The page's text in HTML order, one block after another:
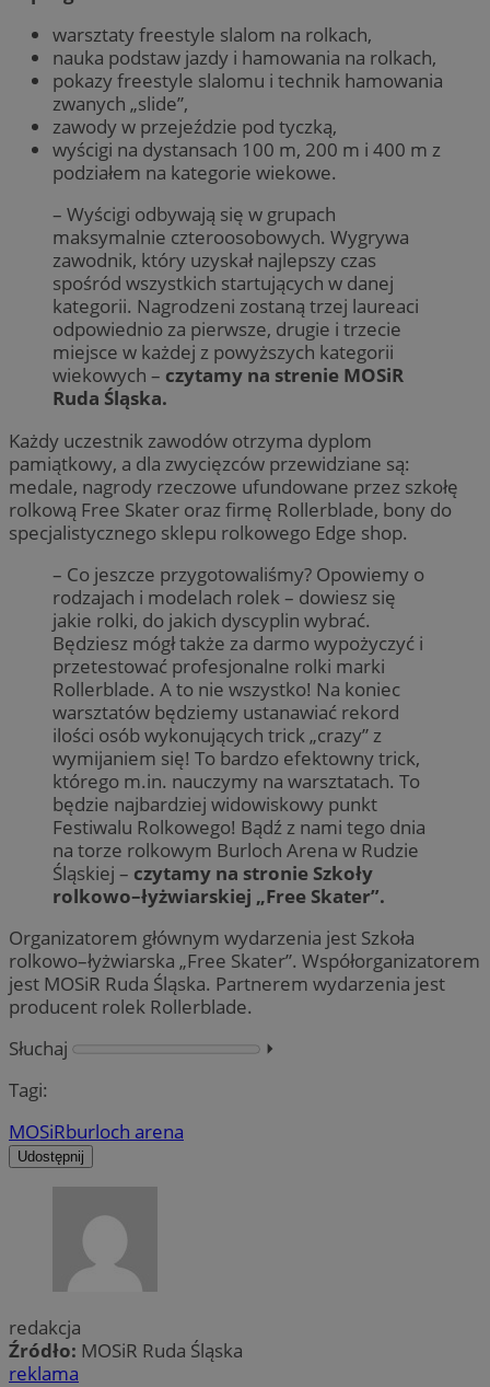
warsztaty freestyle slalom na rolkach,
nauka podstaw jazdy i hamowania na rolkach,
pokazy freestyle slalomu i technik hamowania
zwanych „slide”,
zawody w przejeździe pod tyczką,
wyścigi na dystansach 100 m, 200 m i 400 m z
podziałem na kategorie wiekowe.
– Wyścigi odbywają się w grupach
maksymalnie czteroosobowych. Wygrywa
zawodnik, który uzyskał najlepszy czas
spośród wszystkich startujących w danej
kategorii. Nagrodzeni zostaną trzej laureaci
odpowiednio za pierwsze, drugie i trzecie
miejsce w każdej z powyższych kategorii
wiekowych – czytamy na strenie MOSiR
Ruda Śląska.
Każdy uczestnik zawodów otrzyma dyplom
pamiątkowy, a dla zwycięzców przewidziane są:
medale, nagrody rzeczowe ufundowane przez szkołę
rolkową Free Skater oraz firmę Rollerblade, bony do
specjalistycznego sklepu rolkowego Edge shop.
– Co jeszcze przygotowaliśmy? Opowiemy o
rodzajach i modelach rolek – dowiesz się
jakie rolki, do jakich dyscyplin wybrać.
Będziesz mógł także za darmo wypożyczyć i
przetestować profesjonalne rolki marki
Rollerblade. A to nie wszystko! Na koniec
warsztatów będziemy ustanawiać rekord
ilości osób wykonujących trick „crazy” z
wymijaniem się! To bardzo efektowny trick,
którego m.in. nauczymy na warsztatach. To
będzie najbardziej widowiskowy punkt
Festiwalu Rolkowego! Bądź z nami tego dnia
na torze rolkowym Burloch Arena w Rudzie
Śląskiej – czytamy na stronie Szkoły
rolkowo–łyżwiarskiej „Free Skater”.
Organizatorem głównym wydarzenia jest Szkoła
rolkowo–łyżwiarska „Free Skater”. Współorganizatorem
jest MOSiR Ruda Śląska. Partnerem wydarzenia jest
producent rolek Rollerblade.
Słuchaj
⏵︎
Tagi:
MOSiRburloch arena
Udostępnij
redakcja
Źródło: MOSiR Ruda Śląska
reklama